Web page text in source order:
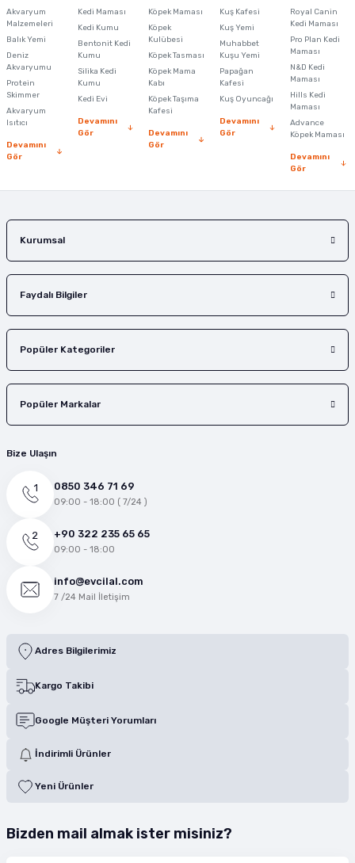
Akvaryum
Malzemeleri
Balık Yemi
Deniz
Akvaryumu
Protein
Skimmer
Akvaryum
Isıtıcı
Devamını
Gör
Kedi Maması
Kedi Kumu
Bentonit Kedi
Kumu
Silika Kedi
Kumu
Kedi Evi
Devamını
Gör
Köpek Maması
Köpek
Kulübesi
Köpek Tasması
Köpek Mama
Kabı
Köpek Taşıma
Kafesi
Devamını
Gör
Kuş Kafesi
Kuş Yemi
Muhabbet
Kuşu Yemi
Papağan
Kafesi
Kuş Oyuncağı
Devamını
Gör
Royal Canin
Kedi Maması
Pro Plan Kedi
Maması
N&D Kedi
Maması
Hills Kedi
Maması
Advance
Köpek Maması
Devamını
Gör
Kurumsal
Faydalı Bilgiler
Popüler Kategoriler
Popüler Markalar
Bize Ulaşın
0850 346 71 69
09:00 - 18:00 ( 7/24 )
+90 322 235 65 65
09:00 - 18:00
info@evcilal.com
7 /24 Mail İletişim
Adres Bilgilerimiz
Kargo Takibi
Google Müşteri Yorumları
İndirimli Ürünler
Yeni Ürünler
Bizden mail almak ister misiniz?